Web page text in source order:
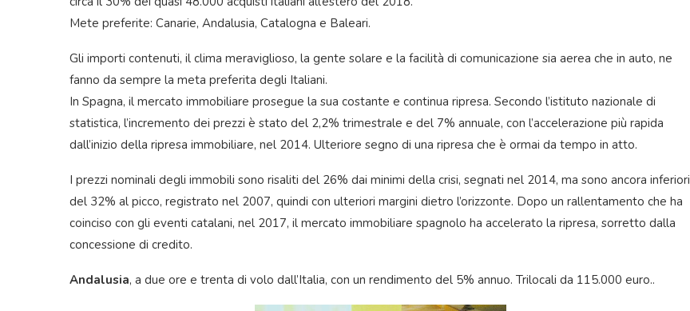
Mete preferite: Canarie, Andalusia, Catalogna e Baleari.
Gli importi contenuti, il clima meraviglioso, la gente solare e la facilità di comunicazione sia aerea che in auto, ne
fanno da sempre la meta preferita degli Italiani.
In Spagna, il mercato immobiliare prosegue la sua costante e continua ripresa. Secondo l’istituto nazionale di
statistica, l’incremento dei prezzi è stato del 2,2% trimestrale e del 7% annuale, con l’accelerazione più rapida
dall’inizio della ripresa immobiliare, nel 2014. Ulteriore segno di una ripresa che è ormai da tempo in atto.
I prezzi nominali degli immobili sono risaliti del 26% dai minimi della crisi, segnati nel 2014, ma sono ancora inferiori
del 32% al picco, registrato nel 2007, quindi con ulteriori margini dietro l’orizzonte. Dopo un rallentamento che ha
coinciso con gli eventi catalani, nel 2017, il mercato immobiliare spagnolo ha accelerato la ripresa, sorretto dalla
concessione di credito.
Andalusia, a due ore e trenta di volo dall’Italia, con un rendimento del 5% annuo. Trilocali da 115.000 euro..